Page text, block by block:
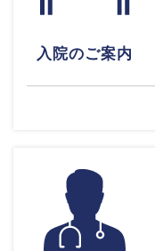
入院のご案内